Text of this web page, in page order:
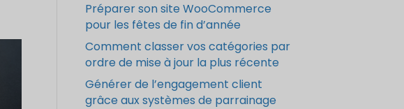
Préparer son site WooCommerce
pour les fêtes de fin d’année
Comment classer vos catégories par
ordre de mise à jour la plus récente
Générer de l’engagement client
grâce aux systèmes de parrainage